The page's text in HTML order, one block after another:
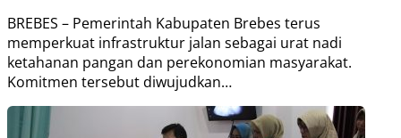
BREBES – Pemerintah Kabupaten Brebes terus
memperkuat infrastruktur jalan sebagai urat nadi
ketahanan pangan dan perekonomian masyarakat.
Komitmen tersebut diwujudkan…